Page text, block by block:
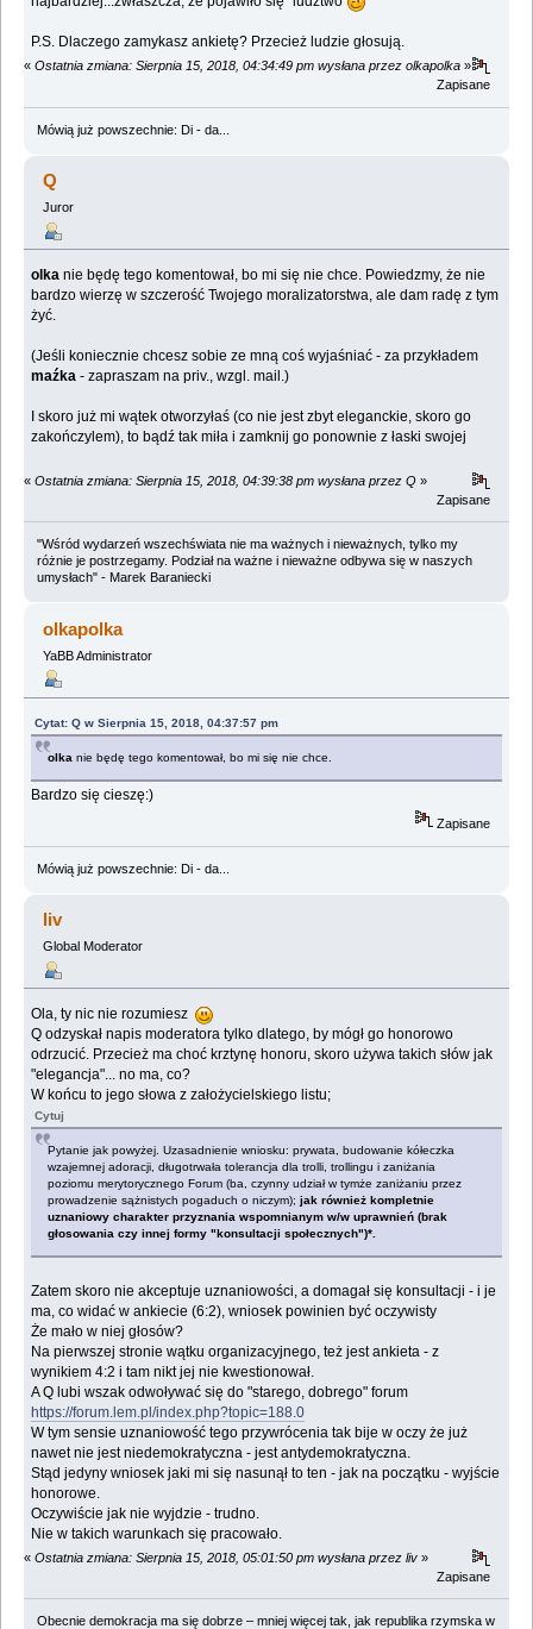
P.S. Dlaczego zamykasz ankietę? Przecież ludzie głosują.
« Ostatnia zmiana: Sierpnia 15, 2018, 04:34:49 pm wysłana przez olkapolka »
Zapisane
Mówią już powszechnie: Di - da...
Q
Juror
olka nie będę tego komentował, bo mi się nie chce. Powiedzmy, że nie
bardzo wierzę w szczerość Twojego moralizatorstwa, ale dam radę z tym
żyć.
(Jeśli koniecznie chcesz sobie ze mną coś wyjaśniać - za przykładem
maźka - zapraszam na priv., wzgl. mail.)
I skoro już mi wątek otworzyłaś (co nie jest zbyt eleganckie, skoro go
zakończylem), to bądź tak miła i zamknij go ponownie z łaski swojej
« Ostatnia zmiana: Sierpnia 15, 2018, 04:39:38 pm wysłana przez Q »
Zapisane
"Wśród wydarzeń wszechświata nie ma ważnych i nieważnych, tylko my
różnie je postrzegamy. Podział na ważne i nieważne odbywa się w naszych
umysłach" - Marek Baraniecki
olkapolka
YaBB Administrator
Cytat: Q w Sierpnia 15, 2018, 04:37:57 pm
olka nie będę tego komentował, bo mi się nie chce.
Bardzo się cieszę:)
Zapisane
Mówią już powszechnie: Di - da...
liv
Global Moderator
Ola, ty nic nie rozumiesz
Q odzyskał napis moderatora tylko dlatego, by mógł go honorowo
odrzucić. Przecież ma choć krztynę honoru, skoro używa takich słów jak
"elegancja"... no ma, co?
W końcu to jego słowa z założycielskiego listu;
Cytuj
Pytanie jak powyżej. Uzasadnienie wniosku: prywata, budowanie kółeczka
wzajemnej adoracji, długotrwała tolerancja dla trolli, trollingu i zaniżania
poziomu merytorycznego Forum (ba, czynny udział w tymże zaniżaniu przez
prowadzenie sążnistych pogaduch o niczym); jak również kompletnie
uznaniowy charakter przyznania wspomnianym w/w uprawnień (brak
głosowania czy innej formy "konsultacji społecznych")*.
Zatem skoro nie akceptuje uznaniowości, a domagał się konsultacji - i je
ma, co widać w ankiecie (6:2), wniosek powinien być oczywisty
Że mało w niej głosów?
Na pierwszej stronie wątku organizacyjnego, też jest ankieta - z
wynikiem 4:2 i tam nikt jej nie kwestionował.
A Q lubi wszak odwoływać się do "starego, dobrego" forum
https://forum.lem.pl/index.php?topic=188.0
W tym sensie uznaniowość tego przywrócenia tak bije w oczy że już
nawet nie jest niedemokratyczna - jest antydemokratyczna.
Stąd jedyny wniosek jaki mi się nasunął to ten - jak na początku - wyjście
honorowe.
Oczywiście jak nie wyjdzie - trudno.
Nie w takich warunkach się pracowało.
« Ostatnia zmiana: Sierpnia 15, 2018, 05:01:50 pm wysłana przez liv »
Zapisane
Obecnie demokracja ma się dobrze – mniej więcej tak, jak republika rzymska w